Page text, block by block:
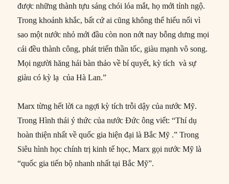
được những thành tựu sáng chói lóa mắt, họ mới tỉnh ngộ.
Trong khoảnh khắc, bất cứ ai cũng không thể hiểu nổi vì
sao một nước nhỏ mới đầu còn non nớt nay bỗng dưng mọi
cái đều thành công, phát triển thần tốc, giàu mạnh vô song.
Mọi người hăng hái bàn thảo về bí quyết, kỳ tích và sự
giàu có kỳ lạ của Hà Lan.”
Marx từng hết lời ca ngợi kỳ tích trỗi dậy của nước Mỹ.
Trong Hình thái ý thức của nước Đức ông viết: “Thí dụ
hoàn thiện nhất về quốc gia hiện đại là Bắc Mỹ .” Trong
Siêu hình học chính trị kinh tế học, Marx gọi nước Mỹ là
“quốc gia tiến bộ nhanh nhất tại Bắc Mỹ”.